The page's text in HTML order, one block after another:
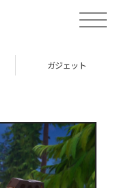
toggle
ガジェット